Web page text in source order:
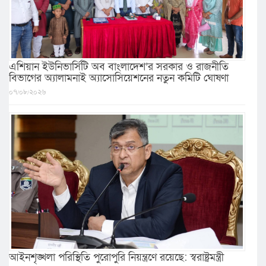
এশিয়ান ইউনিভার্সিটি অব বাংলাদেশ’র সরকার ও রাজনীতি
বিভাগের অ্যালামনাই অ্যাসোসিয়েশনের নতুন কমিটি ঘোষণা
০৭/০৮/২০২৬
আইনশৃঙ্খলা পরিস্থিতি পুরোপুরি নিয়ন্ত্রণে রয়েছে: স্বরাষ্ট্রমন্ত্রী